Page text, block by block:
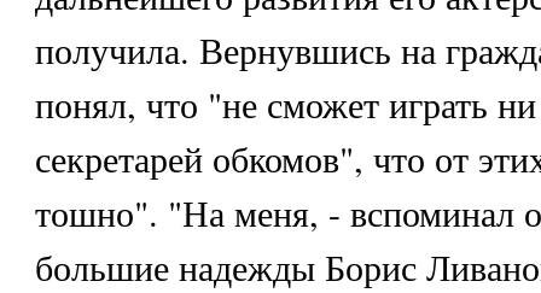
получила. Вернувшись на
понял, что "не сможет играть
секретарей обкомов", что от
тошно". "На меня, - вспоминал
большие надежды Борис